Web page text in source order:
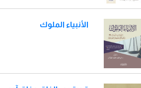
الأنبياء الملوك